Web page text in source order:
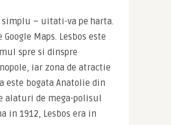
– uitati-va pe harta.
Google Maps. Lesbos este
spre si dinspre
iar zona de atractie
este bogata Anatolie din
alaturi de mega-polisul
in 1912, Lesbos era in